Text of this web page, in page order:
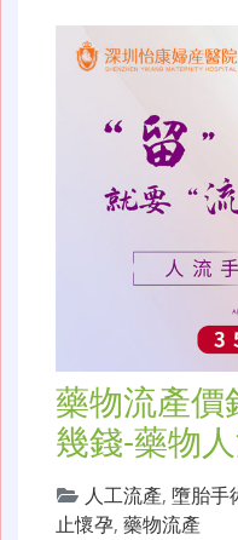
藥物流產價
幾錢-藥物
人工流產, 墮胎手
止懷孕, 藥物流產